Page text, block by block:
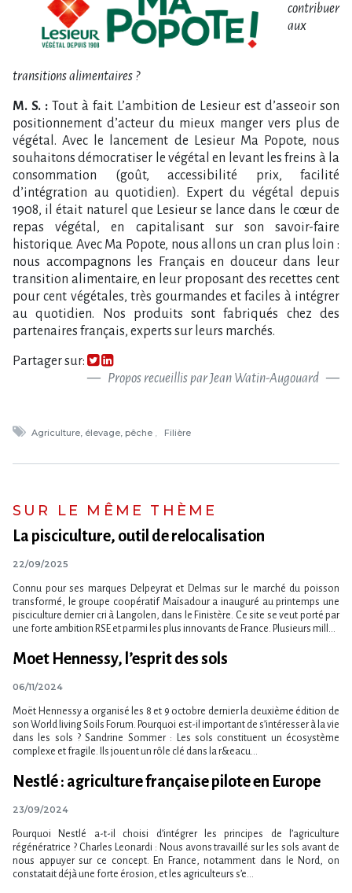
contribuer
aux
transitions alimentaires ?
M. S. : Tout à fait. L’ambition de Lesieur est d’asseoir son
positionnement d’acteur du mieux manger vers plus de
végétal. Avec le lancement de Lesieur Ma Popote, nous
souhaitons démocratiser le végétal en levant les freins à la
consommation (goût, accessibilité prix, facilité
d’intégration au quotidien). Expert du végétal depuis
1908, il était naturel que Lesieur se lance dans le cœur de
repas végétal, en capitalisant sur son savoir-faire
historique. Avec Ma Popote, nous allons un cran plus loin :
nous accompagnons les Français en douceur dans leur
transition alimentaire, en leur proposant des recettes cent
pour cent végétales, très gourmandes et faciles à intégrer
au quotidien. Nos produits sont fabriqués chez des
partenaires français, experts sur leurs marchés.
Partager sur:
Propos recueillis par Jean Watin-Augouard
Agriculture, élevage, pêche Filière
SUR LE MÊME THÈME
La pisciculture, outil de relocalisation
22/09/2025
Connu pour ses marques Delpeyrat et Delmas sur le marché du poisson
transformé, le groupe coopératif Maïsadour a inauguré au printemps une
pisciculture dernier cri à Langolen, dans le Finistère. Ce site se veut porté par
une forte ambition RSE et parmi les plus innovants de France. Plusieurs mill...
Moet Hennessy, l’esprit des sols
06/11/2024
Moët Hennessy a organisé les 8 et 9 octobre dernier la deuxième édition de
son World living Soils Forum. Pourquoi est-il important de s’intéresser à la vie
dans les sols ? Sandrine Sommer : Les sols constituent un écosystème
complexe et fragile. Ils jouent un rôle clé dans la r&eacu...
Nestlé : agriculture française pilote en Europe
23/09/2024
Pourquoi Nestlé a-t-il choisi d’intégrer les principes de l’agriculture
régénératrice ? Charles Leonardi : Nous avons travaillé sur les sols avant de
nous appuyer sur ce concept. En France, notamment dans le Nord, on
constatait déjà une forte érosion, et les agriculteurs s’e...